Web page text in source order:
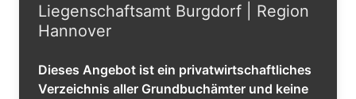
Liegenschaftsamt Burgdorf | Region
Hannover
Dieses Angebot ist ein privatwirtschaftliches
Verzeichnis aller Grundbuchämter und keine